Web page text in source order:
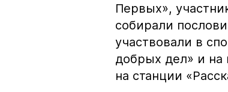
Первых»,
собирали
участвовали в
добрых дел» и на
на станции